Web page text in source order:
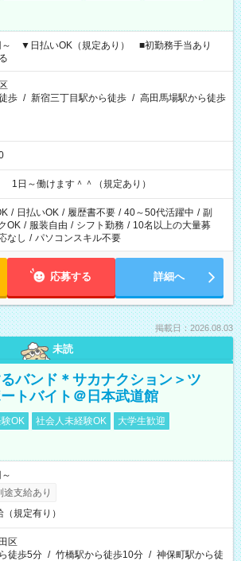
～ ▼日払いOK（規定あり） ■初勤務手当あり
歩 / 新宿三丁目駅から徒歩 / 高田馬場駅から徒歩
1日～働けます＾＾（規定あり）
/ 日払いOK / 履歴書不要 / 40～50代活躍中 / 副
OK / 服装自由 / シフト勤務 / 10名以上の大量募
なし / パソコンスキル不要
応募する 詳細へ
掲載日：2026.08.03
未読
バンド＊サカナクション＞ツ
トバイト＠日本武道館
OK 社会人未経験OK
大学生歓迎
途支給あり
（規定有り）
区
徒歩5分 / 竹橋駅から徒歩10分 / 神保町駅から徒